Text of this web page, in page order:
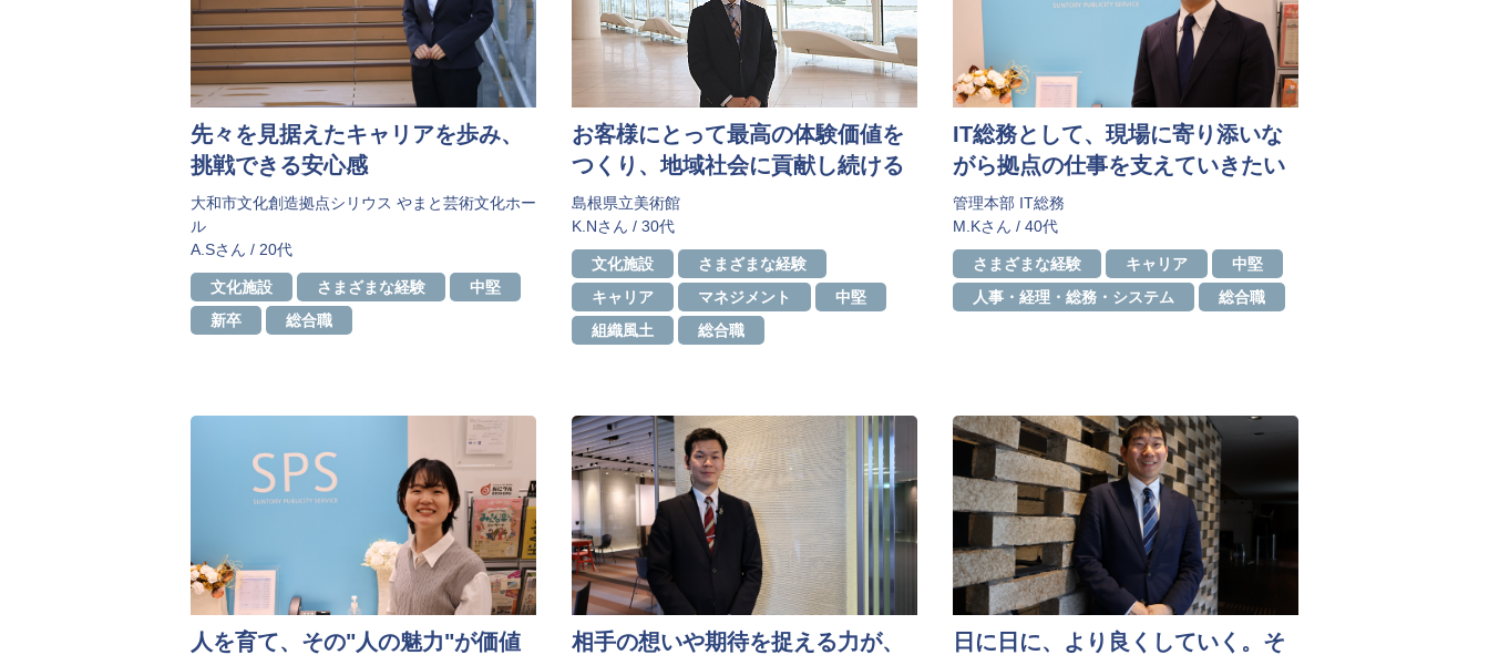
先々を見据えたキャリアを歩み、
挑戦できる安心感
大和市文化創造拠点シリウス やまと芸術文化ホー
ル
A.Sさん / 20代
​​文化施設 さまざまな経験
中堅
新卒
総合職
お客様にとって最高の体験価値を
つくり、地域社会に貢献し続ける
島根県立美術館
K.Nさん / 30代
​​文化施設
さまざまな経験
キャリア
マネジメント
中堅
組織風土
総合職
IT総務として、現場に寄り添いな
がら拠点の仕事を支えていきたい
管理本部 IT総務
M.Kさん / 40代
さまざまな経験 キャリア
中堅
人事・経理・総務・システム
総合職
人を育て、その"人の魅力"が価値
相手の想いや期待を捉える力が、
日に日に、より良くしていく。そ